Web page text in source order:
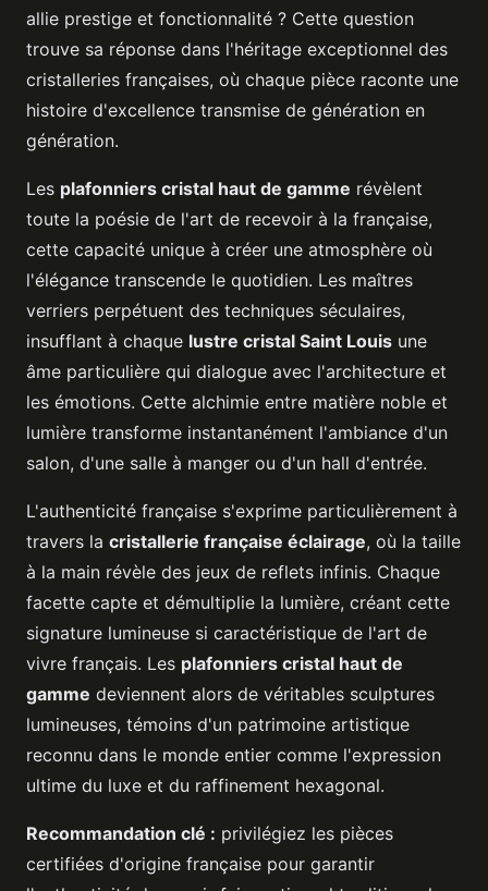
allie prestige et fonctionnalité ? Cette question
trouve sa réponse dans l'héritage exceptionnel des
cristalleries françaises, où chaque pièce raconte une
histoire d'excellence transmise de génération en
génération.
Les plafonniers cristal haut de gamme révèlent
toute la poésie de l'art de recevoir à la française,
cette capacité unique à créer une atmosphère où
l'élégance transcende le quotidien. Les maîtres
verriers perpétuent des techniques séculaires,
insufflant à chaque lustre cristal Saint Louis une
âme particulière qui dialogue avec l'architecture et
les émotions. Cette alchimie entre matière noble et
lumière transforme instantanément l'ambiance d'un
salon, d'une salle à manger ou d'un hall d'entrée.
L'authenticité française s'exprime particulièrement à
travers la cristallerie française éclairage, où la taille
à la main révèle des jeux de reflets infinis. Chaque
facette capte et démultiplie la lumière, créant cette
signature lumineuse si caractéristique de l'art de
vivre français. Les plafonniers cristal haut de
gamme deviennent alors de véritables sculptures
lumineuses, témoins d'un patrimoine artistique
reconnu dans le monde entier comme l'expression
ultime du luxe et du raffinement hexagonal.
Recommandation clé : privilégiez les pièces
certifiées d'origine française pour garantir